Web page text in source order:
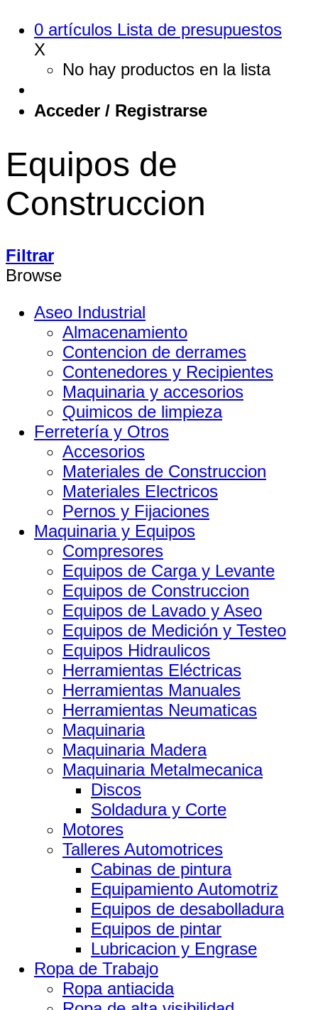
0 artículos Lista de presupuestos
X
No hay productos en la lista
Acceder / Registrarse
Equipos de
Construccion
Filtrar
Browse
Aseo Industrial
Almacenamiento
Contencion de derrames
Contenedores y Recipientes
Maquinaria y accesorios
Quimicos de limpieza
Ferretería y Otros
Accesorios
Materiales de Construccion
Materiales Electricos
Pernos y Fijaciones
Maquinaria y Equipos
Compresores
Equipos de Carga y Levante
Equipos de Construccion
Equipos de Lavado y Aseo
Equipos de Medición y Testeo
Equipos Hidraulicos
Herramientas Eléctricas
Herramientas Manuales
Herramientas Neumaticas
Maquinaria
Maquinaria Madera
Maquinaria Metalmecanica
Discos
Soldadura y Corte
Motores
Talleres Automotrices
Cabinas de pintura
Equipamiento Automotriz
Equipos de desabolladura
Equipos de pintar
Lubricacion y Engrase
Ropa de Trabajo
Ropa antiacida